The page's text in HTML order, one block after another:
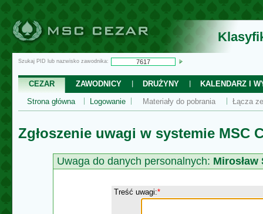
Szukaj PID lub nazwisko zawodnika:
CEZAR ZAWODNICY DRUŻYNY
KALENDARZ I
Strona główna
Logowanie Materiały do pobrania Łącza
Zgłoszenie uwagi w systemie MSC
Uwaga do danych personalnych: Mirosław
Treść uwagi:*